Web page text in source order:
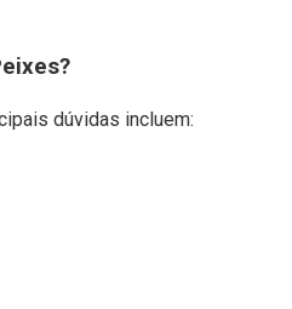
dúvidas incluem: